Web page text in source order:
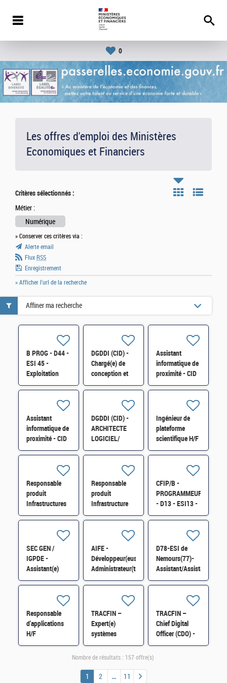
0
Les offres d'emploi des Ministères
Economiques et Financiers
Critères sélectionnés :
Métier :
Numérique
» Conserver ces critères via :
Alerte email
Flux RSS
Enregistrement
» Afficher l'url de la recherche
B PROG - D44 -
ESI 45 -
Exploitation
applicative H/F
DGDDI (CID) -
Chargé(e) de
conception et
de
Assistant
informatique de
proximité - CID
34 -B PAU -
Assistant
informatique de
proximité - CID
34 - B - PAU -
DGDDI (CID) -
ARCHITECTE
LOGICIEL/
GESTIONNAIRE
Ingénieur de
plateforme
scientifique H/F
Responsable
produit
Infrastructures
Réseaux et
Responsable
produit
Infrastructure
Linux et
CFIP/B -
PROGRAMMEUR
- D13 - ESI13 -
Exploitant(e)
SEC GEN /
IGPDE -
Assistant(e)
informatique de
AIFE -
Développeur(euse)
Administrateur(trice)
ServiceNow H/F
D78-ESI de
Nemours(77)-
Assistant/Assistante
support
technique
domaine pro)
H/F
Responsable
d'applications
H/F
TRACFIN –
Expert(e)
systèmes
d'exploitation et
virtualisation
TRACFIN –
Chief Digital
Officer (CDO) -
Architecte
Affiner ma recherche
Nombre de résultats : 157 offre(s)
1 2 11